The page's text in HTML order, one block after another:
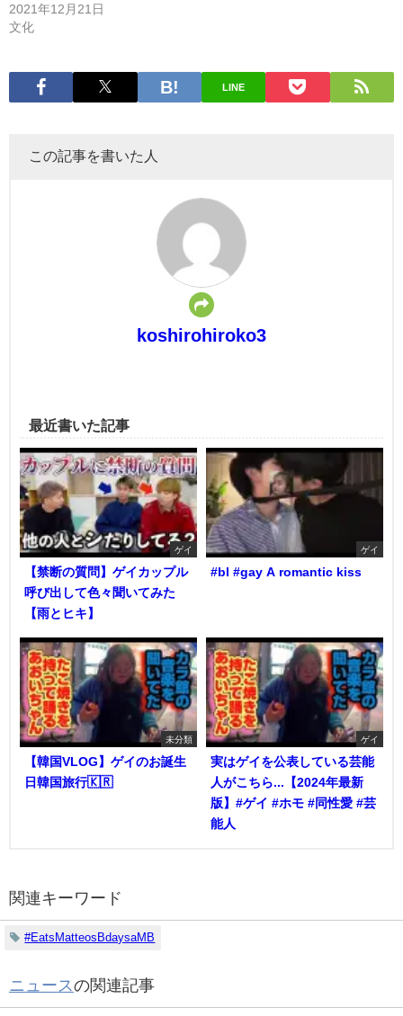
2021年12月21日
文化
LINE
この記事を書いた人
koshirohiroko3
最近書いた記事
ゲイ
【禁断の質問】ゲイカップル
呼び出して色々聞いてみた
【雨とヒキ】
ゲイ
#bl #gay A romantic kiss
未分類
【韓国VLOG】ゲイのお誕生
日韓国旅行🇰🇷
ゲイ
実はゲイを公表している芸能
人がこちら...【2024年最新
版】#ゲイ #ホモ #同性愛 #芸
能人
関連キーワード
#EatsMatteosBdaysaMB
ニュース の関連記事